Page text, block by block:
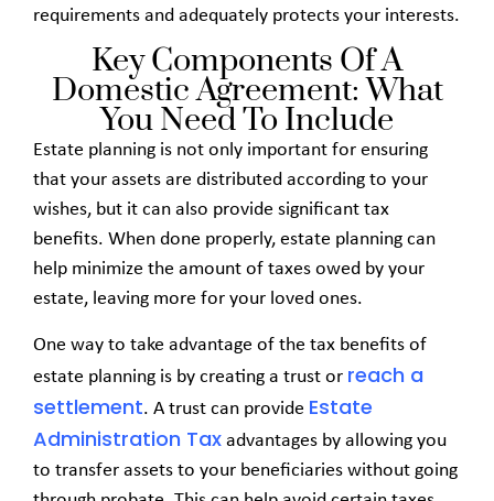
Key Components Of A
Domestic Agreement: What
You Need To Include
requirements and adequately protects your interests.
Estate planning is not only important for ensuring
that your assets are distributed according to your
wishes, but it can also provide significant tax
benefits. When done properly, estate planning can
help minimize the amount of taxes owed by your
estate, leaving more for your loved ones.
One way to take advantage of the tax benefits of
estate planning is by creating a trust or reach a
settlement. A trust can provide Estate
Administration Tax advantages by allowing you
to transfer assets to your beneficiaries without going